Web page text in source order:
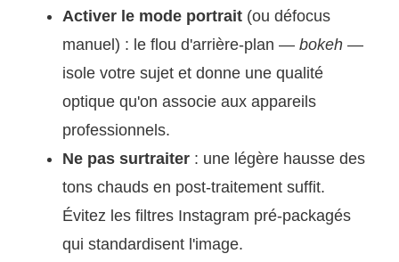
Activer le mode portrait (ou défocus
manuel) : le flou d'arrière-plan — bokeh —
isole votre sujet et donne une qualité
optique qu'on associe aux appareils
professionnels.
Ne pas surtraiter : une légère hausse des
tons chauds en post-traitement suffit.
Évitez les filtres Instagram pré-packagés
qui standardisent l'image.